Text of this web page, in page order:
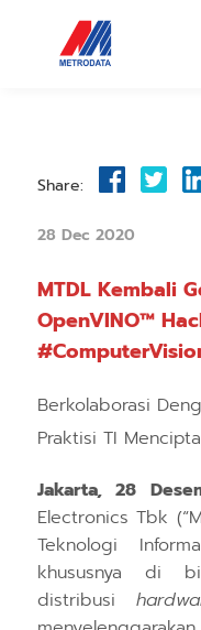
28 Dec 2020
Share:
MTDL Kembali
OpenVINO™
Berkolaborasi
Praktisi TI
Jakarta, 28
Electronics Tbk
Teknologi
khususnya di
distribusi